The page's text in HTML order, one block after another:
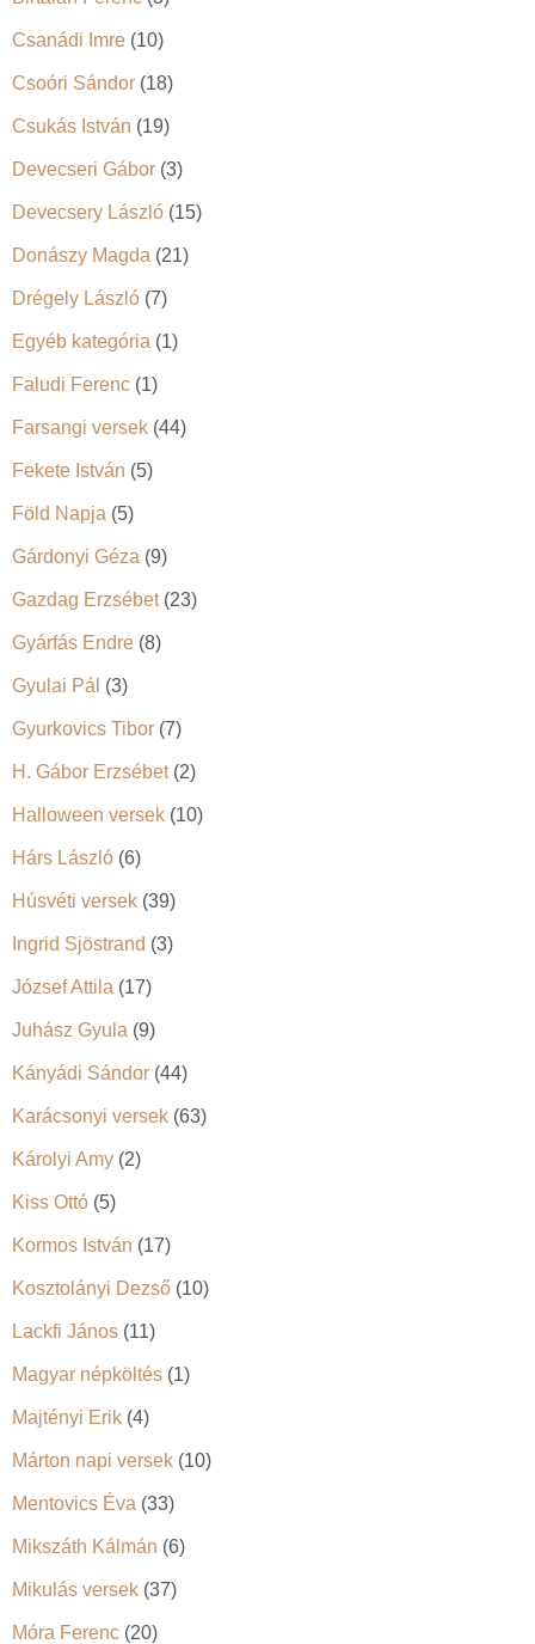
Csanádi Imre (10)
Csoóri Sándor (18)
Csukás István (19)
Devecseri Gábor (3)
Devecsery László (15)
Donászy Magda (21)
Drégely László (7)
Egyéb kategória (1)
Faludi Ferenc (1)
Farsangi versek (44)
Fekete István (5)
Föld Napja (5)
Gárdonyi Géza (9)
Gazdag Erzsébet(23)
Gyárfás Endre (8)
Gyulai Pál (3)
Gyurkovics Tibor (7)
H. Gábor Erzsébet(2)
Halloween versek (10)
Hárs László (6)
Húsvéti versek (39)
Ingrid Sjöstrand (3)
József Attila (17)
Juhász Gyula (9)
Kányádi Sándor (44)
Karácsonyi versek (63)
Károlyi Amy (2)
Kiss Ottó (5)
Kormos István (17)
Kosztolányi Dezső (10)
Lackfi János (11)
Magyar népköltés (1)
Majtényi Erik (4)
Márton napi versek (10)
Mentovics Éva (33)
Mikszáth Kálmán (6)
Mikulás versek (37)
Móra Ferenc (20)